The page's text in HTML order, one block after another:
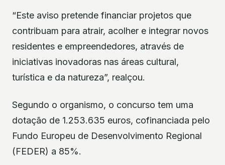
“Este aviso pretende financiar projetos que
contribuam para atrair, acolher e integrar novos
residentes e empreendedores, através de
iniciativas inovadoras nas áreas cultural,
turística e da natureza”, realçou.
Segundo o organismo, o concurso tem uma
dotação de 1.253.635 euros, cofinanciada pelo
Fundo Europeu de Desenvolvimento Regional
(FEDER) a 85%.